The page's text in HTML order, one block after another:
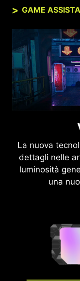
GAME
La nuova
dettagli nelle
luminosità
una
MSI
Dopo che la
(Consumer
controller di
possono essere
tramite la
liberamente
e senza